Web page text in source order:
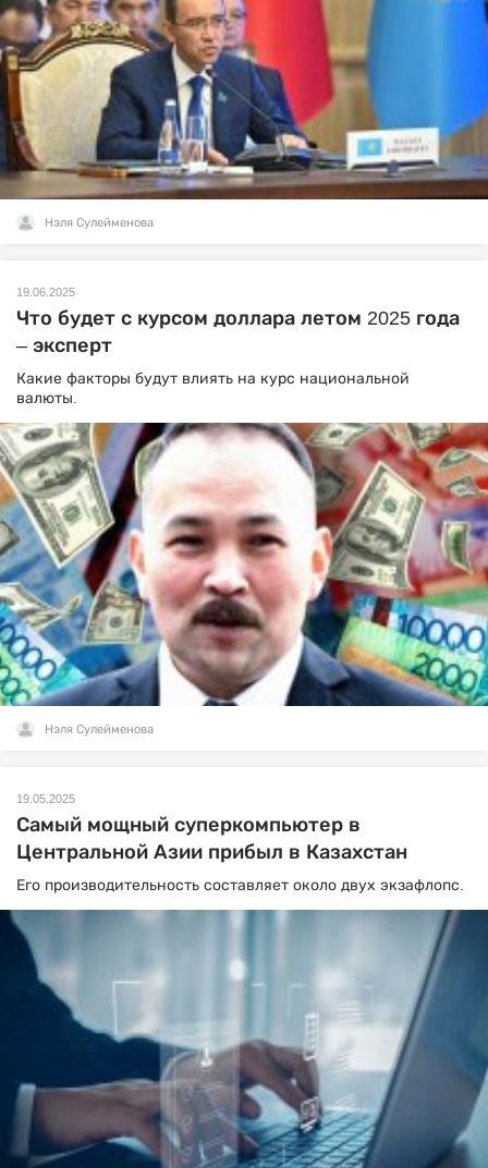
Нэля Сулейменова
19.06.2025
Что будет с курсом доллара летом 2025 года
– эксперт
Какие факторы будут влиять на курс национальной
валюты.
Нэля Сулейменова
19.05.2025
Самый мощный суперкомпьютер в
Центральной Азии прибыл в Казахстан
Его производительность составляет около двух экзафлопс.